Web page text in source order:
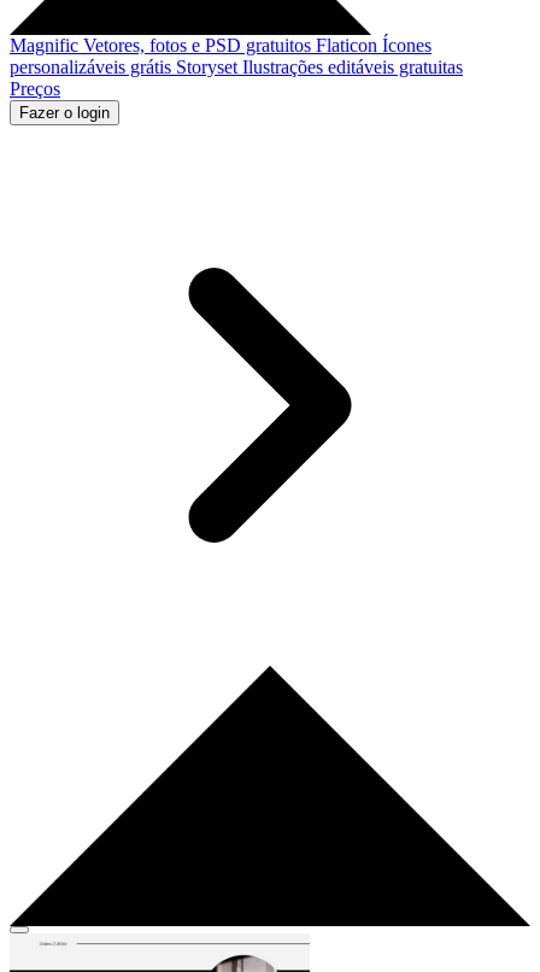
Magnific Vetores, fotos e PSD gratuitos Flaticon Ícones
personalizáveis grátis Storyset Ilustrações editáveis gratuitas
Preços
Fazer o login